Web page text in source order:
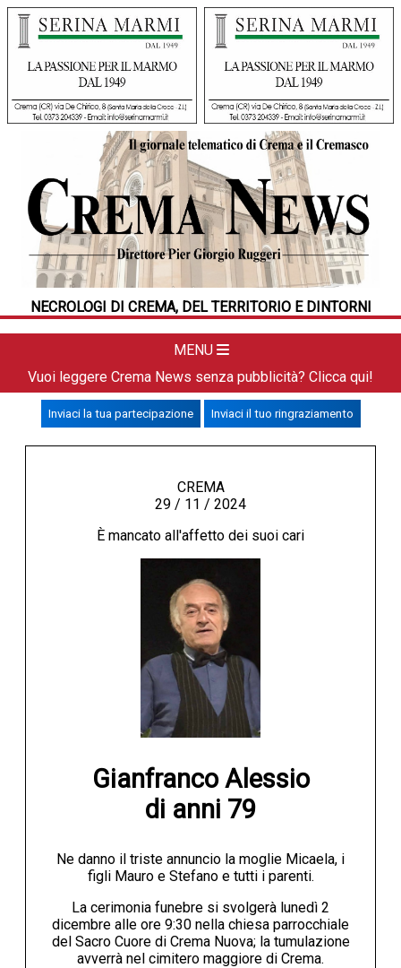
NECROLOGI DI CREMA, DEL TERRITORIO E DINTORNI
MENU
HOME
CRONACA
POLITICA
LA FOTO
DAL TERRITORIO
APPUNTAMENTI
LA PIAZZA
ANIMALI
NECROLOGI
ACCEDI
Vuoi leggere Crema News senza pubblicità? Clicca qui!
Inviaci la tua partecipazione Inviaci il tuo ringraziamento
CREMA
29 / 11 / 2024
È mancato all'affetto dei suoi cari
Gianfranco Alessio
di anni 79
Ne danno il triste annuncio la moglie Micaela, i
figli Mauro e Stefano e tutti i parenti.
La cerimonia funebre si svolgerà lunedì 2
dicembre alle ore 9:30 nella chiesa parrocchiale
del Sacro Cuore di Crema Nuova; la tumulazione
avverrà nel cimitero maggiore di Crema.